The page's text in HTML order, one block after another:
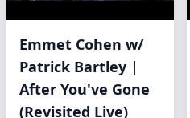
Emmet Cohen w/
Patrick Bartley |
After You've Gone
(Revisited Live)